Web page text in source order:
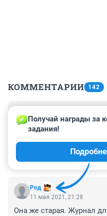
КОММЕНТАРИИ 142
18 мая 2021, 13:43
Очень посредственная
упомянуто, что девушка
создаёт шикарные
футболок
Род
Получай награды за
задания!
11 мая 2021, 21:28
Она же старая. Журнал